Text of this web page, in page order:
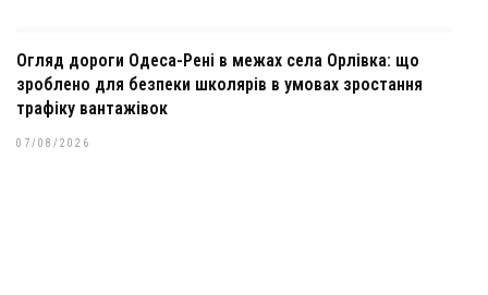
Огляд дороги Одеса-Рені в межах села Орлівка: що
зроблено для безпеки школярів в умовах зростання
трафіку вантажівок
07/08/2026